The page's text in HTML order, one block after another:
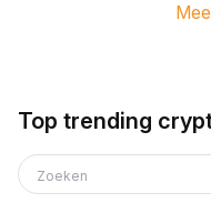
Top trending
Zoeken